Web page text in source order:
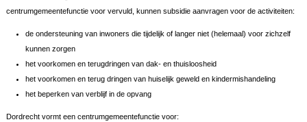
centrumgemeentefunctie voor vervuld, kunnen subsidie aanvragen voor de activiteiten:
de ondersteuning van inwoners die tijdelijk of langer niet (helemaal) voor zichzelf
kunnen zorgen
het voorkomen en terugdringen van dak- en thuisloosheid
het voorkomen en terug dringen van huiselijk geweld en kindermishandeling
het beperken van verblijf in de opvang
Dordrecht vormt een centrumgemeentefunctie voor: